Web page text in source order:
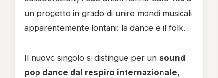
un progetto in grado di unire mondi musicali
apparentemente lontani: la dance e il folk.
Il nuovo singolo si distingue per un sound
pop dance dal respiro internazionale,